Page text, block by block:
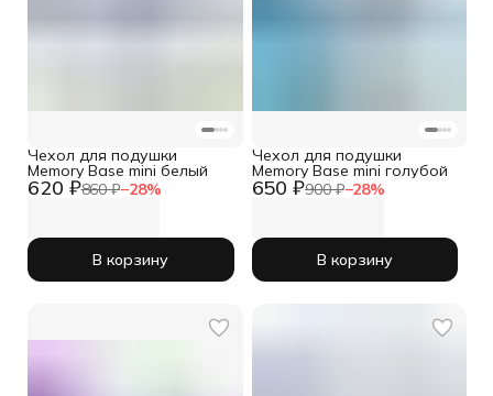
620 ₽860 ₽−28%
Чехол для подушки
Memory Base mini белый
В корзину
650 ₽900 ₽−28%
Чехол для подушки
Memory Base mini голубой
В корзину